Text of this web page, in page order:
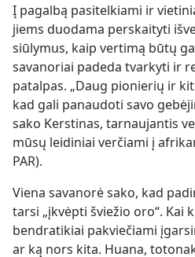
Į pagalbą pasitelkiami ir
jiems duodama perskaityti
siūlymus, kaip vertimą būtų
savanoriai padeda tvarkyti ir
patalpas. „Daug pionierių ir
kad gali panaudoti savo
sako Kerstinas, tarnaujantis
mūsų leidiniai verčiami į
PAR).
Viena savanorė sako, kad
tarsi „įkvėpti šviežio oro“. Kai
bendratikiai pakviečiami
ar ką nors kita. Huana,